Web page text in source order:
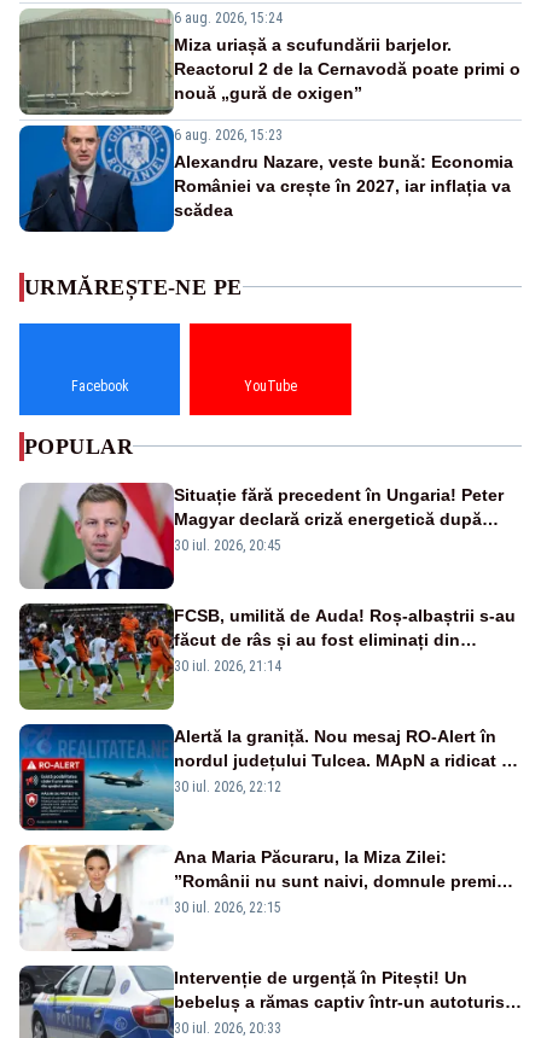
6 aug. 2026, 15:24
Miza uriașă a scufundării barjelor.
Reactorul 2 de la Cernavodă poate primi o
nouă „gură de oxigen”
6 aug. 2026, 15:23
Alexandru Nazare, veste bună: Economia
României va crește în 2027, iar inflația va
scădea
URMĂREȘTE-NE PE
Facebook YouTube
POPULAR
Situație fără precedent în Ungaria! Peter
Magyar declară criză energetică după
oprirea centralei de la Paks
30 iul. 2026, 20:45
FCSB, umilită de Auda! Roș-albaștrii s-au
făcut de râs și au fost eliminați din
Conference League
30 iul. 2026, 21:14
Alertă la graniță. Nou mesaj RO-Alert în
nordul județului Tulcea. MApN a ridicat de
la sol două avioane F-16
30 iul. 2026, 22:12
Ana Maria Păcuraru, la Miza Zilei:
”Românii nu sunt naivi, domnule premier
Bolojan”
30 iul. 2026, 22:15
Intervenție de urgență în Pitești! Un
bebeluș a rămas captiv într-un autoturism
din cauza unei defecțiuni
30 iul. 2026, 20:33